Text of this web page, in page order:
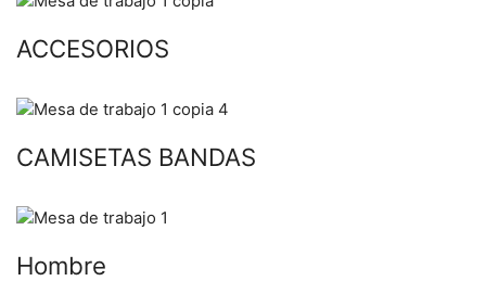
ACCESORIOS
CAMISETAS BANDAS
Hombre